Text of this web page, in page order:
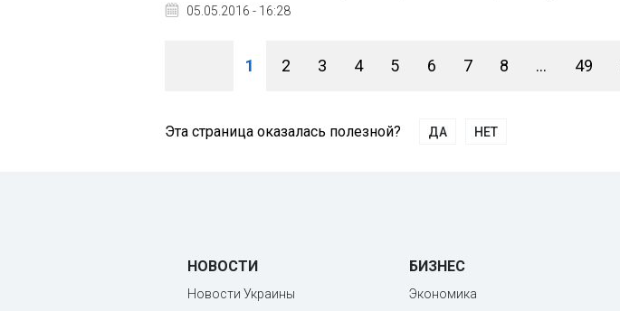
05.05.2016 - 16:28
1 2 3 4 5 6 7 8 ... 49
Эта страница оказалась полезной? ДА НЕТ
НОВОСТИ
Новости Украины
БИЗНЕС
Экономика